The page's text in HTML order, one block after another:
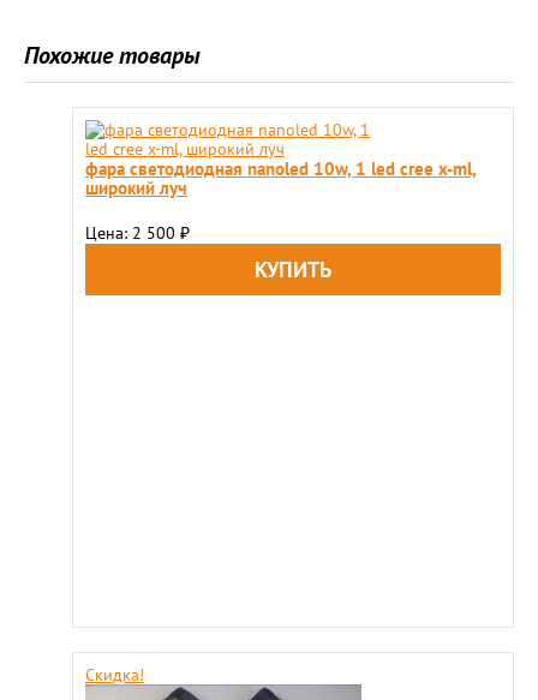
Похожие товары
фара светодиодная nanoled 10w, 1 led cree x-ml,
широкий луч
Цена: 2 500 ₽
Скидка!